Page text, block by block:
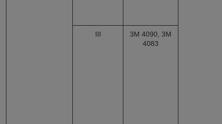
III
3М 4090, 3M
4083